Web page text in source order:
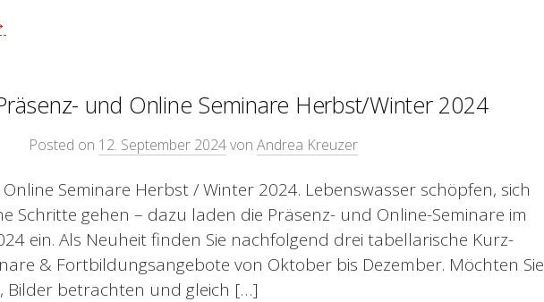
und Online Seminare Herbst/Winter 2024
Posted on 12. September 2024von Andrea Kreuzer
Seminare Herbst / Winter 2024. Lebenswasser schöpfen, sich
Schritte gehen – dazu laden die Präsenz- und Online-Seminare im
ein. Als Neuheit finden Sie nachfolgend drei tabellarische Kurz-
& Fortbildungsangebote von Oktober bis Dezember. Möchten Sie
Bilder betrachten und gleich […]